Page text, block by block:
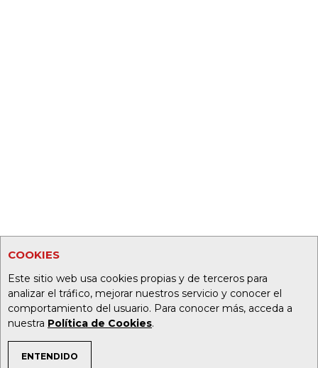
COOKIES
Este sitio web usa cookies propias y de terceros para
analizar el tráfico, mejorar nuestros servicio y conocer el
comportamiento del usuario. Para conocer más, acceda a
nuestra Política de Cookies.
ENTENDIDO